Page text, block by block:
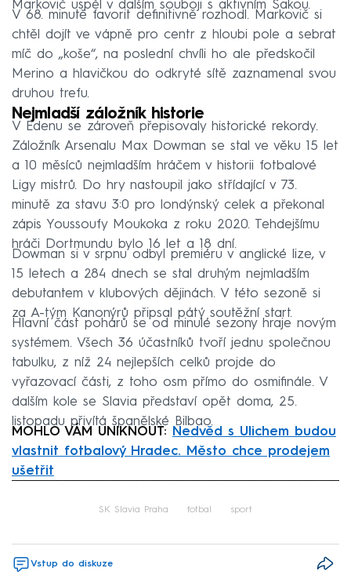
Markovič uspěl v dalším souboji s aktivním Sakou.
V 68. minutě favorit definitivně rozhodl. Markovič si
chtěl dojít ve vápně pro centr z hloubi pole a sebrat
míč do „koše“, na poslední chvíli ho ale předskočil
Merino a hlavičkou do odkryté sítě zaznamenal svou
druhou trefu.
Nejmladší záložník historie
V Edenu se zároveň přepisovaly historické rekordy.
Záložník Arsenalu Max Dowman se stal ve věku 15 let
a 10 měsíců nejmladším hráčem v historii fotbalové
Ligy mistrů. Do hry nastoupil jako střídající v 73.
minutě za stavu 3:0 pro londýnský celek a překonal
zápis Youssoufy Moukoka z roku 2020. Tehdejšímu
hráči Dortmundu bylo 16 let a 18 dní.
Dowman si v srpnu odbyl premiéru v anglické lize, v
15 letech a 284 dnech se stal druhým nejmladším
debutantem v klubových dějinách. V této sezoně si
za A-tým Kanonýrů připsal pátý soutěžní start.
Hlavní část pohárů se od minulé sezony hraje novým
systémem. Všech 36 účastníků tvoří jednu společnou
tabulku, z níž 24 nejlepších celků projde do
vyřazovací části, z toho osm přímo do osmifinále. V
dalším kole se Slavia představí opět doma, 25.
listopadu přivítá španělské Bilbao.
MOHLO VÁM UNIKNOUT:
Nedvěd s Ulichem budou
vlastnit fotbalový Hradec. Město chce prodejem
ušetřit
SK Slavia Praha fotbal sport
Vstup do diskuze